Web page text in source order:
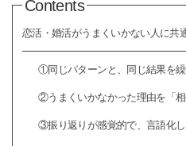
Contents
恋活・婚活がうまくいかない人に共
①同じパターンと、同じ結果を
②うまくいかなかった理由を「
③振り返りが感覚的で、言語化